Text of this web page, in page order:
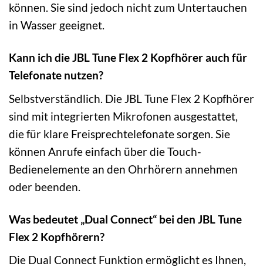
können. Sie sind jedoch nicht zum Untertauchen
in Wasser geeignet.
Kann ich die JBL Tune Flex 2 Kopfhörer auch für
Telefonate nutzen?
Selbstverständlich. Die JBL Tune Flex 2 Kopfhörer
sind mit integrierten Mikrofonen ausgestattet,
die für klare Freisprechtelefonate sorgen. Sie
können Anrufe einfach über die Touch-
Bedienelemente an den Ohrhörern annehmen
oder beenden.
Was bedeutet „Dual Connect“ bei den JBL Tune
Flex 2 Kopfhörern?
Die Dual Connect Funktion ermöglicht es Ihnen,